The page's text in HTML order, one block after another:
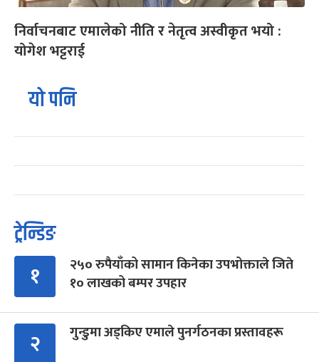
निर्वाचनबाट एमालेको नीति र नेतृत्व अस्वीकृत भयो :
योगेश भट्टराई
यो पनि
ट्रेन्डिङ
१
२५० रुपैयाँको सामान किनेका उपभोक्ताले जिते
१० लाखको बम्पर उपहार
२ गुन्डुमा अड्किए एमाले पुनर्गठनका प्रस्तावहरू